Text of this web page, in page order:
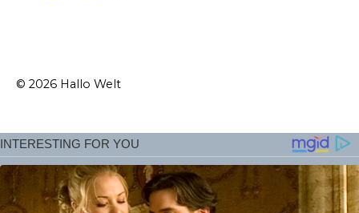
© 2026 Hallo Welt